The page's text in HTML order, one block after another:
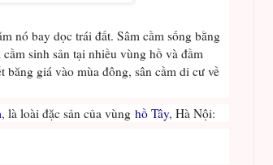
nó bay dọc trái đất. Sâm cầm sống bằng
sinh sản tại nhiều vùng hồ và đầm
băng giá vào mùa đông, sân cầm di cư về
, là loài đặc sản của vùng hồ Tây, Hà Nội: